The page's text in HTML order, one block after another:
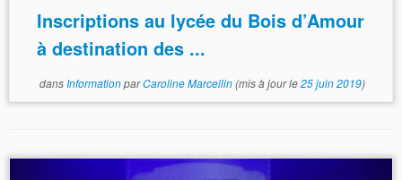
Inscriptions au lycée du Bois d’Amour
à destination des ...
dansInformationparCaroline Marcellin(mis à jour le25 juin 2019)